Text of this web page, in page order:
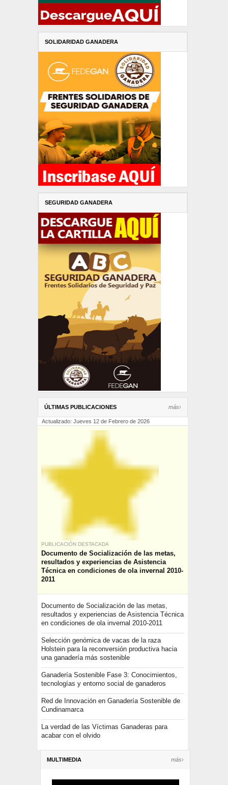
SOLIDARIDAD GANADERA
SEGURIDAD GANADERA
ÚLTIMAS PUBLICACIONES más›
Actualizado: Jueves 12 de Febrero de 2026
PUBLICACIÓN DESTACADA
Documento de Socialización de las metas,
resultados y experiencias de Asistencia
Técnica en condiciones de ola invernal 2010-
2011
Documento de Socialización de las metas,
resultados y experiencias de Asistencia Técnica
en condiciones de ola invernal 2010-2011
Selección genómica de vacas de la raza
Holstein para la reconversión productiva hacia
una ganadería más sostenible
Ganadería Sostenible Fase 3: Conocimientos,
tecnologías y entorno social de ganaderos
Red de Innovación en Ganadería Sostenible de
Cundinamarca
La verdad de las Víctimas Ganaderas para
acabar con el olvido
MULTIMEDIA más›